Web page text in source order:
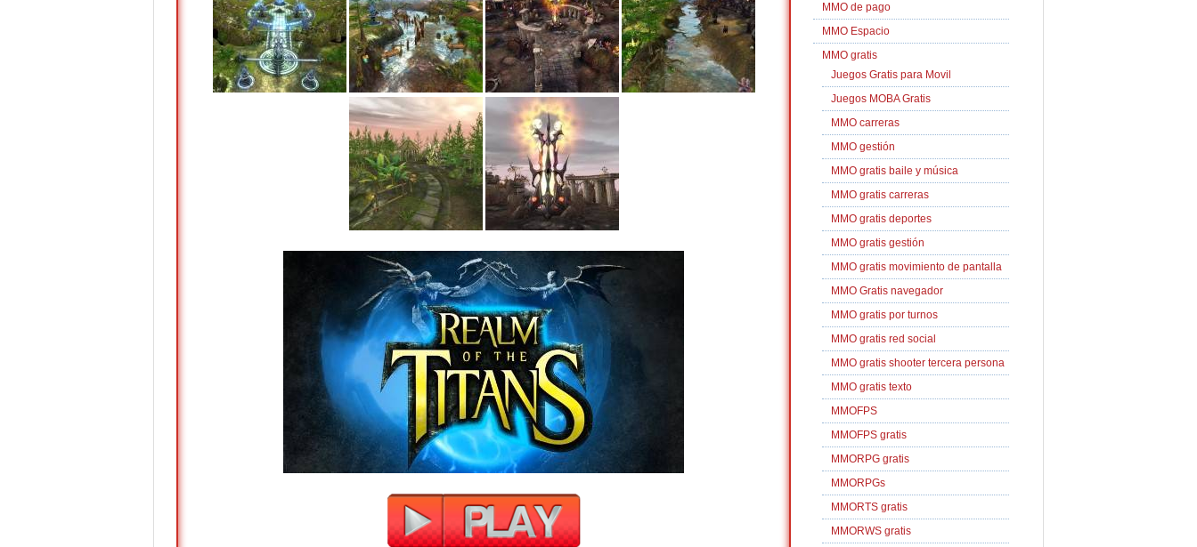
MMO de pago
MMO Espacio
MMO gratis
Juegos Gratis para Movil
Juegos MOBA Gratis
MMO carreras
MMO gestión
MMO gratis baile y música
MMO gratis carreras
MMO gratis deportes
MMO gratis gestión
MMO gratis movimiento de pantalla
MMO Gratis navegador
MMO gratis por turnos
MMO gratis red social
MMO gratis shooter tercera persona
MMO gratis texto
MMOFPS
MMOFPS gratis
MMORPG gratis
MMORPGs
MMORTS gratis
MMORWS gratis